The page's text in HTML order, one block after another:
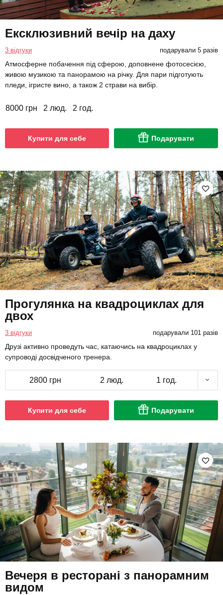
Ексклюзивний вечір на даху
3 відгуки подарували 5 разів
Атмосферне побачення під сферою, доповнене фотосесією,
живою музикою та панорамою на річку. Для пари підготують
пледи, ігристе вино, а також 2 страви на вибір.
8000 грн 2 люд. 2 год.
Купити для себе Подарувати
Прогулянка на квадроциклах для
двох
3 відгуки подарували 101 разів
Друзі активно проведуть час, катаючись на квадроциклах у
супроводі досвідченого тренера.
2800 грн 2 люд. 1 год.
Купити для себе Подарувати
Вечеря в ресторані з панорамним
видом